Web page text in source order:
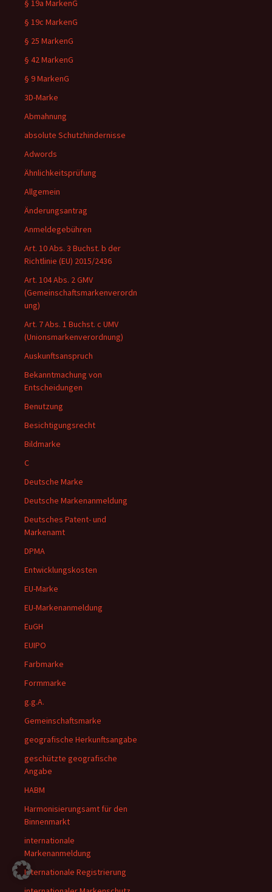
§ 19a MarkenG
§ 19c MarkenG
§ 25 MarkenG
§ 42 MarkenG
§ 9 MarkenG
3D-Marke
Abmahnung
absolute Schutzhindernisse
Adwords
Ähnlichkeitsprüfung
Allgemein
Änderungsantrag
Anmeldegebühren
Art. 10 Abs. 3 Buchst. b der
Richtlinie (EU) 2015/2436
Art. 104 Abs. 2 GMV
(Gemeinschaftsmarkenverordn
ung)
Art. 7 Abs. 1 Buchst. c UMV
(Unionsmarkenverordnung)
Auskunftsanspruch
Bekanntmachung von
Entscheidungen
Benutzung
Besichtigungsrecht
Bildmarke
C
Deutsche Marke
Deutsche Markenanmeldung
Deutsches Patent- und
Markenamt
DPMA
Entwicklungskosten
EU-Marke
EU-Markenanmeldung
EuGH
EUIPO
Farbmarke
Formmarke
g.g.A.
Gemeinschaftsmarke
geografische Herkunftsangabe
geschützte geografische
Angabe
HABM
Harmonisierungsamt für den
Binnenmarkt
internationale
Markenanmeldung
Internationale Registrierung